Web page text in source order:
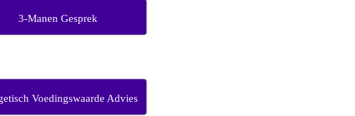
3-Manen Gesprek
Voedingswaarde Advies